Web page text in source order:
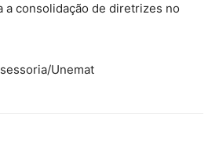
a consolidação de diretrizes no
Unemat